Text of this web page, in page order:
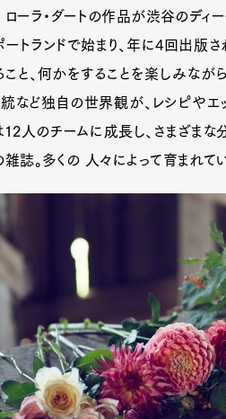
ローラ・ダートの作品が渋谷のディ
トランドで始まり、年に4回出版さ
と、何かをすることを楽しみなが
統など独自の世界観が、レシピや
12人のチームに成長し、さまざま
誌。多くの 人々によって育まれて